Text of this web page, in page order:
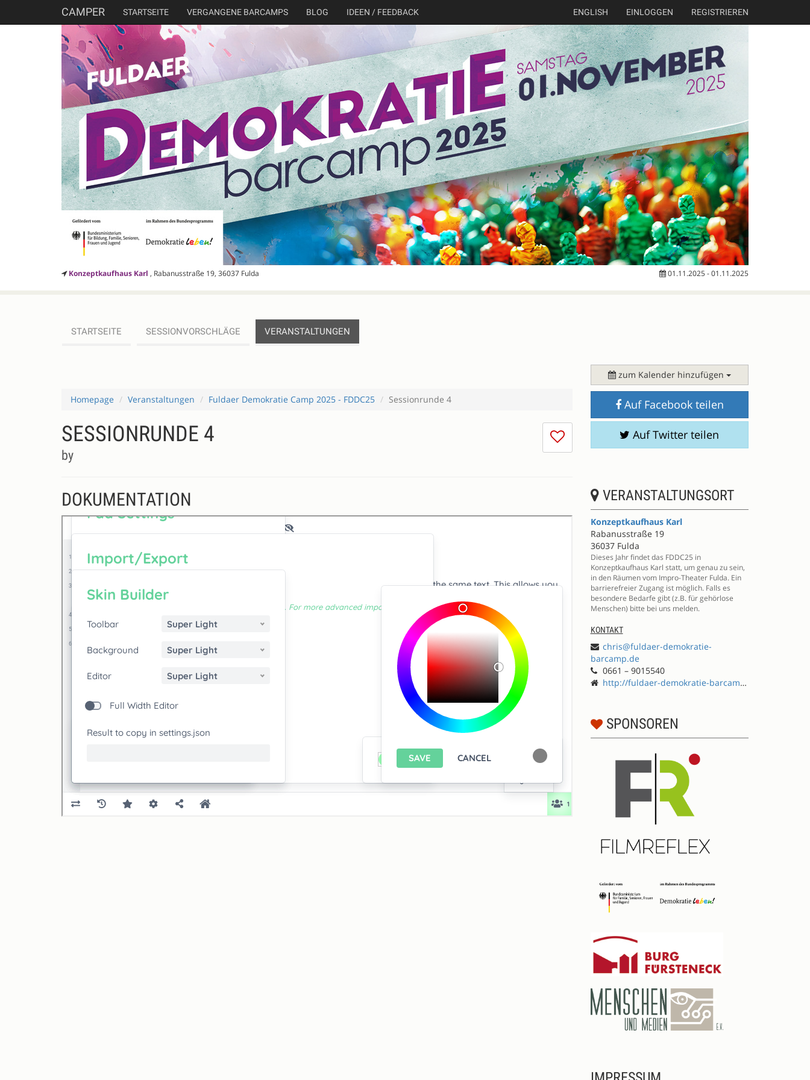
CAMPER STARTSEITE VERGANGENE BARCAMPS BLOG IDEEN / FEEDBACK ENGLISH EINLOGGEN REGISTRIEREN
Konzeptkaufhaus Karl , Rabanusstraße 19, 36037 Fulda 01.11.2025 - 01.11.2025
STARTSEITE SESSIONVORSCHLÄGE VERANSTALTUNGEN
Homepage Veranstaltungen Fuldaer Demokratie Camp 2025 - FDDC25 Sessionrunde 4
Ich
mag
nicht
SESSIONRUNDE 4
by
DOKUMENTATION
zum Kalender hinzufügen
Auf Facebook teilen
Auf Twitter teilen
VERANSTALTUNGSORT
Konzeptkaufhaus Karl
Rabanusstraße 19
36037 Fulda
Dieses Jahr findet das FDDC25 in
Konzeptkaufhaus Karl statt, um genau zu sein,
in den Räumen vom Impro-Theater Fulda. Ein
barrierefreier Zugang ist möglich. Falls es
besondere Bedarfe gibt (z.B. für gehörlose
Menschen) bitte bei uns melden.
KONTAKT
chris@fuldaer-demokratie-
barcamp.de
0661 – 9015540
http://fuldaer-demokratie-barcamp.de
SPONSOREN